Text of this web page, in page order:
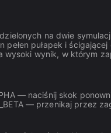
na dwie
pułapek i
wysoki wynik, w którym
— naciśnij skok
— przenikaj przez